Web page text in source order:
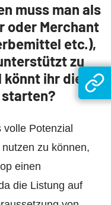
muss man als
oder Merchant
etc.),
zu
ihr die
Potenzial
zu können,
einen
die Listung auf